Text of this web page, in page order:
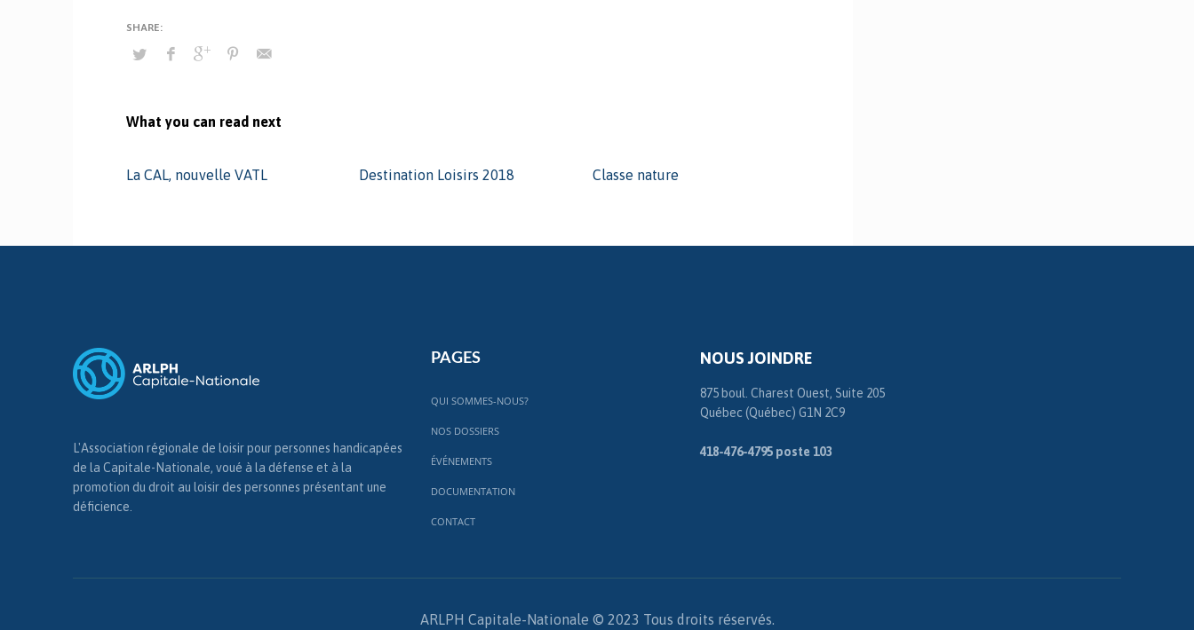
What you can read next
La CAL, nouvelle VATL Destination Loisirs 2018 Classe nature
L'Association régionale de loisir pour personnes handicapées
de la Capitale-Nationale, voué à la défense et à la
promotion du droit au loisir des personnes présentant une
déficience.
PAGES
QUI SOMMES-NOUS?
NOS DOSSIERS
ÉVÉNEMENTS
DOCUMENTATION
CONTACT
NOUS JOINDRE
875 boul. Charest Ouest, Suite 205
Québec (Québec) G1N 2C9
418-476-4795 poste 103
ARLPH Capitale-Nationale © 2023 Tous droits réservés.